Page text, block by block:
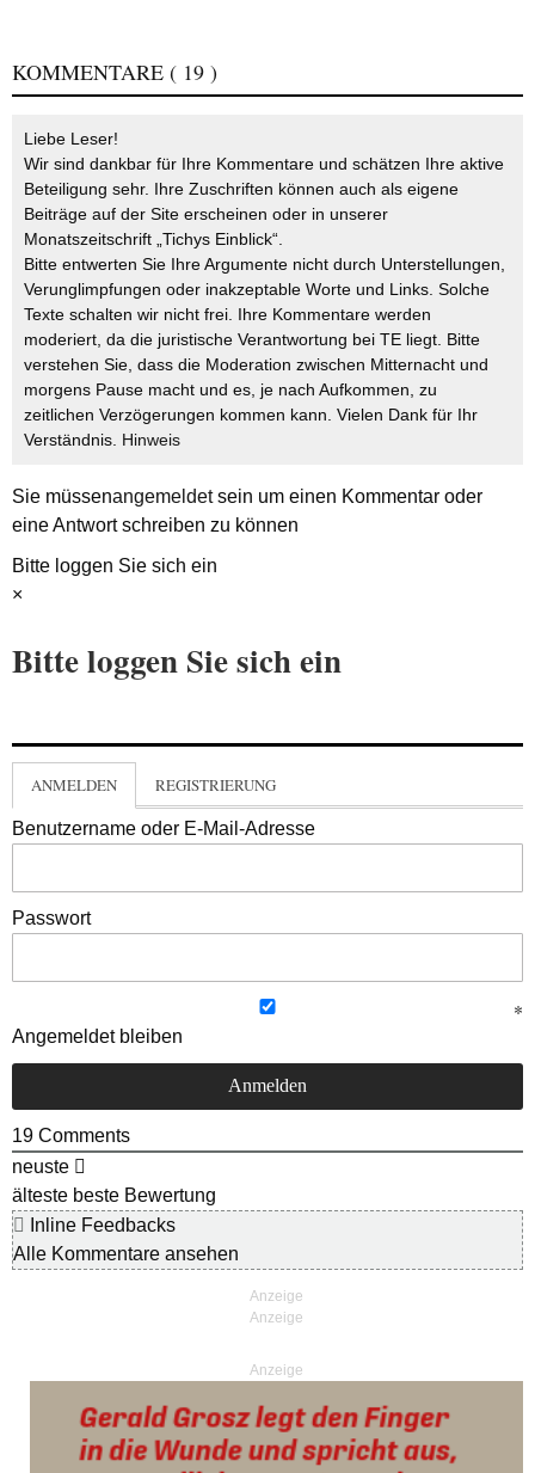
KOMMENTARE ( 19 )
Liebe Leser!
Wir sind dankbar für Ihre Kommentare und schätzen Ihre aktive
Beteiligung sehr. Ihre Zuschriften können auch als eigene
Beiträge auf der Site erscheinen oder in unserer
Monatszeitschrift „Tichys Einblick“.
Bitte entwerten Sie Ihre Argumente nicht durch Unterstellungen,
Verunglimpfungen oder inakzeptable Worte und Links. Solche
Texte schalten wir nicht frei. Ihre Kommentare werden
moderiert, da die juristische Verantwortung bei TE liegt. Bitte
verstehen Sie, dass die Moderation zwischen Mitternacht und
morgens Pause macht und es, je nach Aufkommen, zu
zeitlichen Verzögerungen kommen kann. Vielen Dank für Ihr
Verständnis. Hinweis
Sie müssenangemeldetsein um einen Kommentar oder
eine Antwort schreiben zu können
Bitte loggen Sie sich ein
×
Bitte loggen Sie sich ein
ANMELDEN REGISTRIERUNG
Benutzername oder E-Mail-Adresse
Passwort
Angemeldet bleiben
19 Comments
neuste
älteste beste Bewertung
Inline Feedbacks
Alle Kommentare ansehen
Anzeige